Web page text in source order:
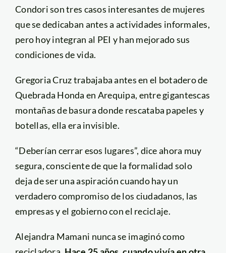
Condori son tres casos interesantes de mujeres
que se dedicaban antes a actividades informales,
pero hoy integran al PEI y han mejorado sus
condiciones de vida.
Gregoria Cruz trabajaba antes en el botadero de
Quebrada Honda en Arequipa, entre gigantescas
montañas de basura donde rescataba papeles y
botellas, ella era invisible.
“Deberían cerrar esos lugares”, dice ahora muy
segura, consciente de que la formalidad solo
deja de ser una aspiración cuando hay un
verdadero compromiso de los ciudadanos, las
empresas y el gobierno con el reciclaje.
Alejandra Mamani nunca se imaginó como